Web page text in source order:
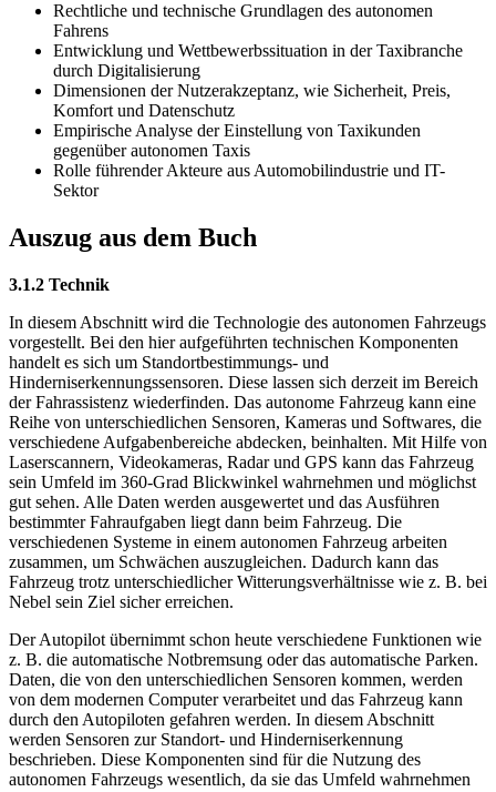
Rechtliche und technische Grundlagen des autonomen
Fahrens
Entwicklung und Wettbewerbssituation in der Taxibranche
durch Digitalisierung
Dimensionen der Nutzerakzeptanz, wie Sicherheit, Preis,
Komfort und Datenschutz
Empirische Analyse der Einstellung von Taxikunden
gegenüber autonomen Taxis
Rolle führender Akteure aus Automobilindustrie und IT-
Sektor
Auszug aus dem Buch
3.1.2 Technik
In diesem Abschnitt wird die Technologie des autonomen Fahrzeugs
vorgestellt. Bei den hier aufgeführten technischen Komponenten
handelt es sich um Standortbestimmungs- und
Hinderniserkennungssensoren. Diese lassen sich derzeit im Bereich
der Fahrassistenz wiederfinden. Das autonome Fahrzeug kann eine
Reihe von unterschiedlichen Sensoren, Kameras und Softwares, die
verschiedene Aufgabenbereiche abdecken, beinhalten. Mit Hilfe von
Laserscannern, Videokameras, Radar und GPS kann das Fahrzeug
sein Umfeld im 360-Grad Blickwinkel wahrnehmen und möglichst
gut sehen. Alle Daten werden ausgewertet und das Ausführen
bestimmter Fahraufgaben liegt dann beim Fahrzeug. Die
verschiedenen Systeme in einem autonomen Fahrzeug arbeiten
zusammen, um Schwächen auszugleichen. Dadurch kann das
Fahrzeug trotz unterschiedlicher Witterungsverhältnisse wie z. B. bei
Nebel sein Ziel sicher erreichen.
Der Autopilot übernimmt schon heute verschiedene Funktionen wie
z. B. die automatische Notbremsung oder das automatische Parken.
Daten, die von den unterschiedlichen Sensoren kommen, werden
von dem modernen Computer verarbeitet und das Fahrzeug kann
durch den Autopiloten gefahren werden. In diesem Abschnitt
werden Sensoren zur Standort- und Hinderniserkennung
beschrieben. Diese Komponenten sind für die Nutzung des
autonomen Fahrzeugs wesentlich, da sie das Umfeld wahrnehmen